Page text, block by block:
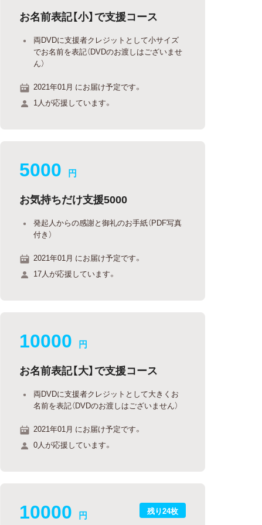
お名前表記【小】で支援コース
両DVDに支援者クレジットとして小サイズ
でお名前を表記（DVDのお渡しはございませ
ん）
2021年01月 にお届け予定です。
1人が応援しています。
5000 円
お気持ちだけ支援5000
発起人からの感謝と御礼のお手紙（PDF写真
付き）
2021年01月 にお届け予定です。
17人が応援しています。
10000 円
お名前表記【大】で支援コース
両DVDに支援者クレジットとして大きくお
名前を表記（DVDのお渡しはございません）
2021年01月 にお届け予定です。
0人が応援しています。
残り24枚
10000 円